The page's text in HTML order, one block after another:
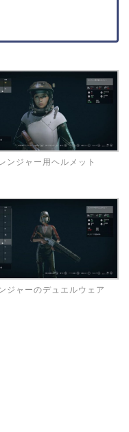
レンジャー用ヘルメット
ジャーのデュエルウェア